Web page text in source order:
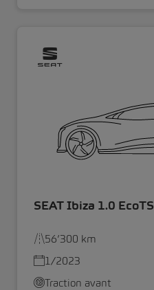
SEAT Ibiza 1.0
56’300 km
1/2023
Traction avant